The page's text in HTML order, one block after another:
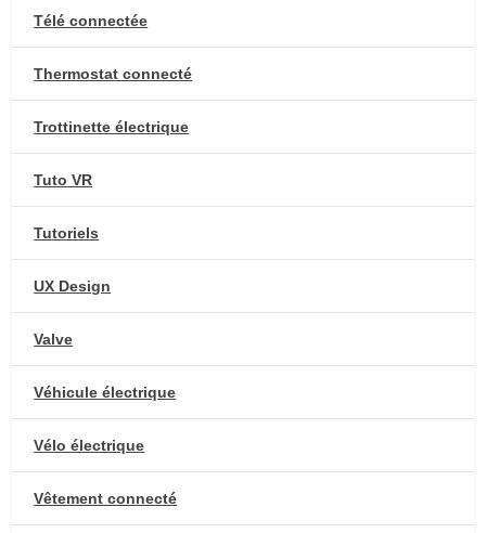
Télé connectée
Thermostat connecté
Trottinette électrique
Tuto VR
Tutoriels
UX Design
Valve
Véhicule électrique
Vélo électrique
Vêtement connecté